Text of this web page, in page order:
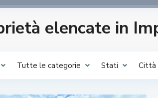
elencate in
Tutte le categorie Stati Città